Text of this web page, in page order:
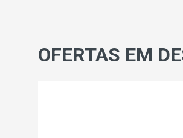
OFERTAS EM